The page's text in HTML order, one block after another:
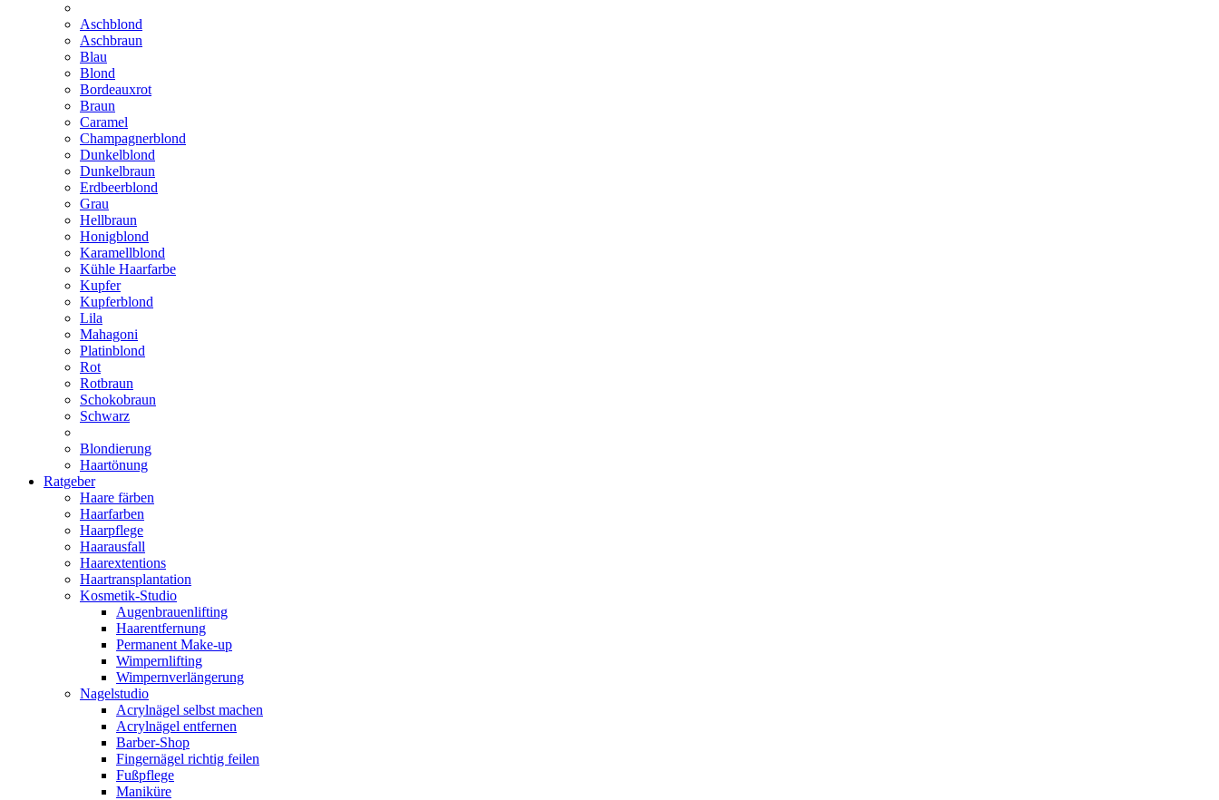
Aschblond
Aschbraun
Blau
Blond
Bordeauxrot
Braun
Caramel
Champagnerblond
Dunkelblond
Dunkelbraun
Erdbeerblond
Grau
Hellbraun
Honigblond
Karamellblond
Kühle Haarfarbe
Kupfer
Kupferblond
Lila
Mahagoni
Platinblond
Rot
Rotbraun
Schokobraun
Schwarz
Blondierung
Haartönung
Ratgeber
Haare färben
Haarfarben
Haarpflege
Haarausfall
Haarextentions
Haartransplantation
Kosmetik-Studio
Augenbrauenlifting
Haarentfernung
Permanent Make-up
Wimpernlifting
Wimpernverlängerung
Nagelstudio
Acrylnägel selbst machen
Acrylnägel entfernen
Barber-Shop
Fingernägel richtig feilen
Fußpflege
Maniküre